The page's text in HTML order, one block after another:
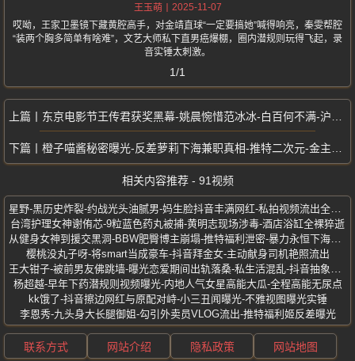
王玉萌
2025-11-07
哎呦，王家卫墨镜下藏黄腔高手，对金靖直球“一定要搞她”喊得响亮，秦雯帮腔
“装两个胸多简单有啥难”，文艺大师私下直男癌爆棚，圈内潜规则玩得飞起，录
音实锤太刺激。
1/1
东京电影节王传君获奖黑幕-姚晨惋惜范冰冰-白百何不满-沪圈文晏内定影帝
橙子喵酱秘密曝光-反差萝莉下海兼职真相-推特二次元-金主定制限定写真流出
相关内容推荐 - 91视频
星野-黑历史炸裂-约战光头油腻男-妈生脸抖音丰满网红-私拍视频流出全网疯传
台湾护理女神谢侑芯-9粒蓝色药丸被捕-黄明志现场涉毒-酒店浴缸全裸猝逝
从健身女神到援交黑洞-BBW肥臀博主崩塌-推特福利泄密-暴力永恒下海兼职
樱桃没丸子呀-将smart当成豪车-抖音拜金女-主动献身司机艳照流出
王大钳子-被前男友佛跳墙-曝光恋爱期间出轨落桑-私生活混乱-抖音抽象女网红
杨超越-早年下药潜规则视频曝光-内地人气女星高能大瓜-全程高能无尿点
kk饿了-抖音擦边网红与原配对峙-小三丑闻曝光-不雅视图曝光实锤
李恩秀-九头身大长腿御姐-勾引外卖员VLOG流出-推特福利姬反差曝光
联系方式 网站介绍 隐私政策 网站地图